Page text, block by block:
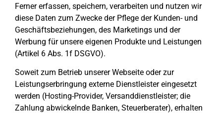
Ferner erfassen, speichern, verarbeiten und nutzen wir
diese Daten zum Zwecke der Pflege der Kunden- und
Geschäftsbeziehungen, des Marketings und der
Werbung für unsere eigenen Produkte und Leistungen
(Artikel 6 Abs. 1f DSGVO).
Soweit zum Betrieb unserer Webseite oder zur
Leistungserbringung externe Dienstleister eingesetzt
werden (Hosting-Provider, Versanddienstleister; die
Zahlung abwickelnde Banken, Steuerberater), erhalten